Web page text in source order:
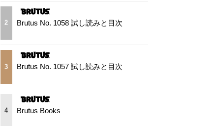
2 Brutus No. 1058 試し読みと目次
3 Brutus No. 1057 試し読みと目次
4 Brutus Books